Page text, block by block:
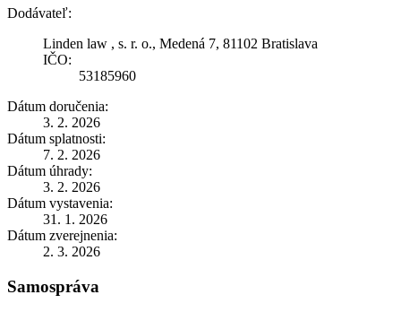
Dodávateľ:
Linden law , s. r. o., Medená 7, 81102 Bratislava
IČO:
53185960
Dátum doručenia:
3. 2. 2026
Dátum splatnosti:
7. 2. 2026
Dátum úhrady:
3. 2. 2026
Dátum vystavenia:
31. 1. 2026
Dátum zverejnenia:
2. 3. 2026
Samospráva